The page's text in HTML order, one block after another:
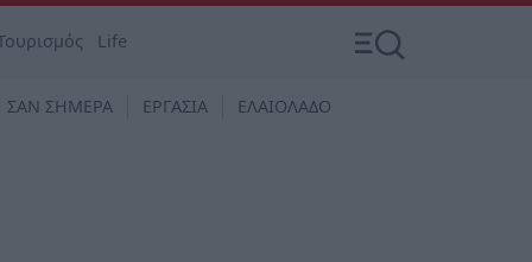
Life
ΣΑΝ ΣΗΜΕΡΑ ΕΡΓΑΣΙΑ ΕΛΑΙΟΛΑΔΟ